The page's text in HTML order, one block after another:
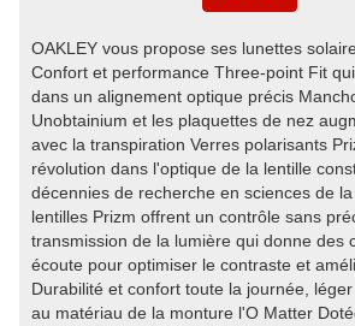
OAKLEY vous propose ses lunettes
Confort et performance Three-point Fit
dans un alignement optique précis
Unobtainium et les plaquettes de nez
avec la transpiration Verres polarisants
révolution dans l'optique de la lentille
décennies de recherche en sciences de
lentilles Prizm offrent un contrôle sans
transmission de la lumière qui donne des
écoute pour optimiser le contraste et
Durabilité et confort toute la journée,
au matériau de la monture l'O Matter